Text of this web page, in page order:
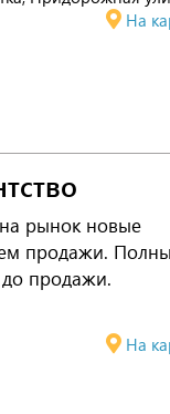
На
рынок новые
продажи.
до продажи.
На